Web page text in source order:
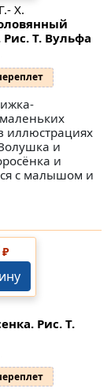
Х.
Рис. Т. Вульфа
иллюстрациях
и
и
с малышом и
Рис. Т.